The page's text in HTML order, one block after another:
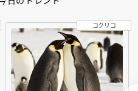
コクリコ